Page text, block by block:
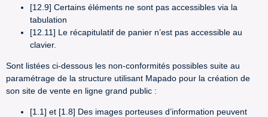
[12.9] Certains éléments ne sont pas accessibles via la
tabulation
[12.11] Le récapitulatif de panier n’est pas accessible au
clavier.
Sont listées ci-dessous les non-conformités possibles suite au
paramétrage de la structure utilisant Mapado pour la création de
son site de vente en ligne grand public :
[1.1] et [1.8] Des images porteuses d’information peuvent